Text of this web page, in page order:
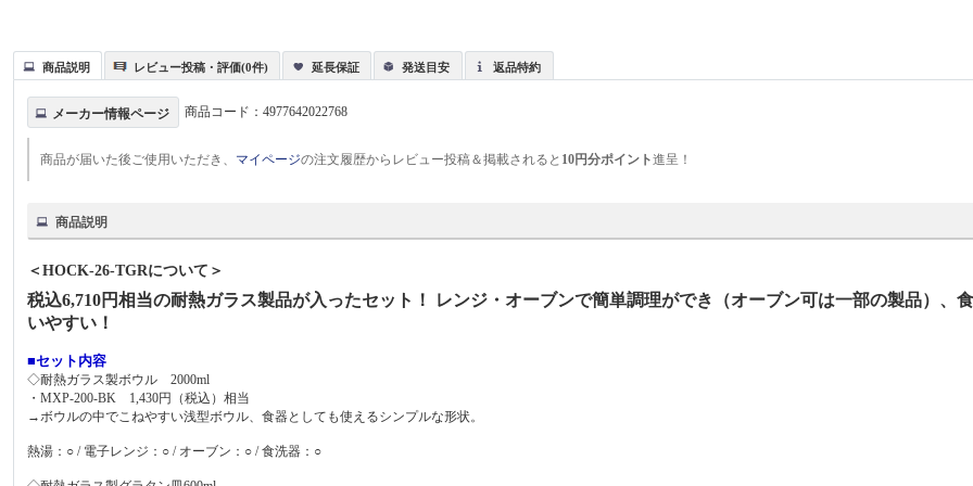
商品説明 レビュー投稿・評価(0件) 延長保証 発送目安 返品特約
メーカー情報ページ 商品コード：4977642022768
商品が届いた後ご使用いただき、 マイページの注文履歴からレビュー投稿＆掲載されると 10円分ポイント進呈！
商品説明
＜HOCK-26-TGRについて＞
税込6,710円相当の耐熱ガラス製品が入ったセット！ レンジ・オーブンで簡単調理ができ（オーブン可は一部の製品）、
いやすい！
■セット内容
◇耐熱ガラス製ボウル 2000ml
・MXP-200-BK 1,430円（税込）相当
→ボウルの中でこねやすい浅型ボウル、食器としても使えるシンプルな形状。
熱湯：○ / 電子レンジ：○ / オーブン：○ / 食洗器：○